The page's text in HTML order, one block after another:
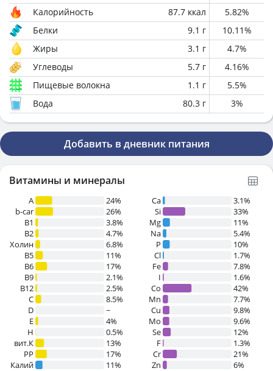
Калорийность 87.7 ккал 5.82%
Белки
9.1 г 10.11%
Жиры
3.1 г 4.7%
Углеводы
5.7 г 4.16%
Пищевые волокна
1.1 г 5.5%
Вода
80.3 г 3%
Добавить в дневник питания
Витамины и минералы
A
24%
b-car
26%
В1
3.8%
B2
4.7%
Холин
6.8%
B5
11%
B6
17%
B9
2.1%
B12
2.5%
C
8.5%
D
~
E
4%
H
0.5%
вит.К
13%
PP
17%
Калий
11%
Ca
3.1%
Si
33%
Mg
11%
Na
5.4%
P
10%
Cl
1.7%
Fe
7.8%
I
1.6%
Co
42%
Mn
7.7%
Cu
9.8%
Mo
9.6%
Se
12%
F
1.3%
Cr
21%
Zn
6%